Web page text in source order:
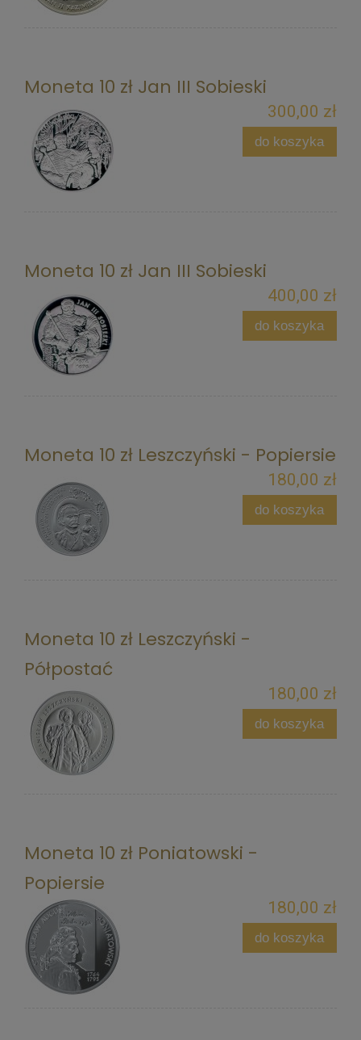
Moneta 10 zł Jan III Sobieski
300,00 zł
do koszyka
Moneta 10 zł Jan III Sobieski
400,00 zł
do koszyka
Moneta 10 zł Leszczyński - Popiersie
180,00 zł
do koszyka
Moneta 10 zł Leszczyński -
Półpostać
180,00 zł
do koszyka
Moneta 10 zł Poniatowski -
Popiersie
180,00 zł
do koszyka